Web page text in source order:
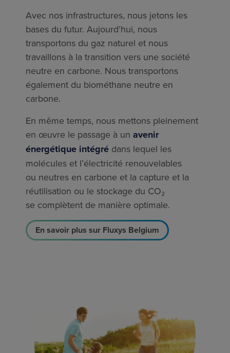
Avec nos infrastructures, nous jetons les
bases du futur. Aujourd’hui, nous
transportons du gaz naturel et nous
travaillons à la transition vers une société
neutre en carbone. Nous transportons
également du biométhane neutre en
carbone.
En même temps, nous mettons pleinement
en œuvre le passage à un avenir
énergétique intégré dans lequel les
molécules et l’électricité renouvelables
ou neutres en carbone et la capture et la
réutilisation ou le stockage du CO₂
se complètent de manière optimale.
En savoir plus sur Fluxys Belgium